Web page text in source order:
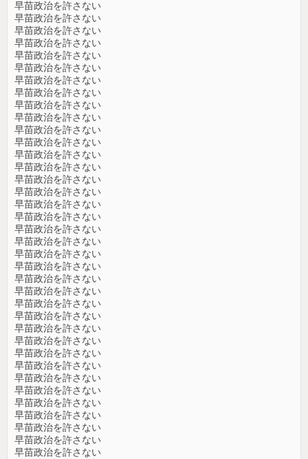
早苗政治を許さない
早苗政治を許さない
早苗政治を許さない
早苗政治を許さない
早苗政治を許さない
早苗政治を許さない
早苗政治を許さない
早苗政治を許さない
早苗政治を許さない
早苗政治を許さない
早苗政治を許さない
早苗政治を許さない
早苗政治を許さない
早苗政治を許さない
早苗政治を許さない
早苗政治を許さない
早苗政治を許さない
早苗政治を許さない
早苗政治を許さない
早苗政治を許さない
早苗政治を許さない
早苗政治を許さない
早苗政治を許さない
早苗政治を許さない
早苗政治を許さない
早苗政治を許さない
早苗政治を許さない
早苗政治を許さない
早苗政治を許さない
早苗政治を許さない
早苗政治を許さない
早苗政治を許さない
早苗政治を許さない
早苗政治を許さない
早苗政治を許さない
早苗政治を許さない
早苗政治を許さない